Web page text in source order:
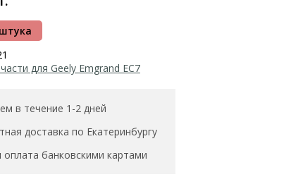
для Geely Emgrand EC7
в течение 1-2 дней
доставка по Екатеринбургу
банковскими картами